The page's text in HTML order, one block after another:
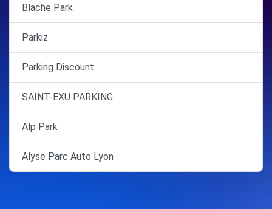
Blache Park
Parkiz
Parking Discount
SAINT-EXU PARKING
Alp Park
Alyse Parc Auto Lyon